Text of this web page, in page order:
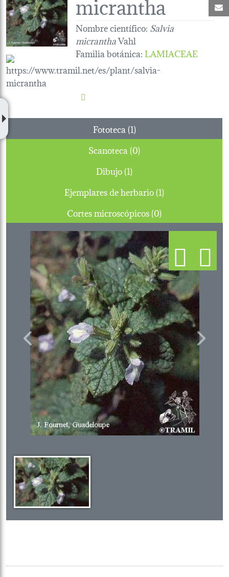
Nombre científico: Salvia
micranthaVahl
Familia botánica:LAMIACEAE
Fototeca (1)
Scanoteca (0)
Dibujo (1)
Ejemplares de herbario (1)
Cortes microscópicos (0)
Previous Next